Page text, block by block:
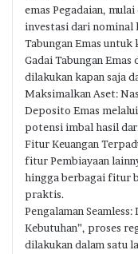
emas Pegadaian,
investasi dari nominal
Tabungan Emas
Gadai Tabungan
dilakukan kapan saja
Maksimalkan Aset:
Deposito Emas
potensi imbal hasil
Fitur Keuangan
fitur Pembiayaan
hingga berbagai fitur
praktis.
Pengalaman
Kebutuhan”, proses
dilakukan dalam satu